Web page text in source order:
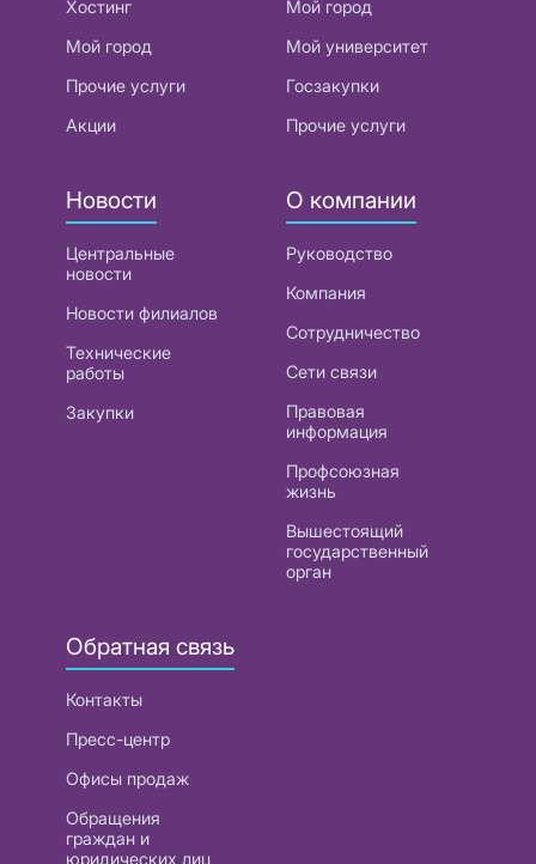
Хостинг
Мой город
Прочие услуги
Акции
Мой город
Мой университет
Госзакупки
Прочие услуги
Новости
Центральные
новости
Новости филиалов
Технические
работы
Закупки
О компании
Руководство
Компания
Сотрудничество
Сети связи
Правовая
информация
Профсоюзная
жизнь
Вышестоящий
государственный
орган
Обратная связь
Контакты
Пресс-центр
Офисы продаж
Обращения
граждан и
юридических лиц